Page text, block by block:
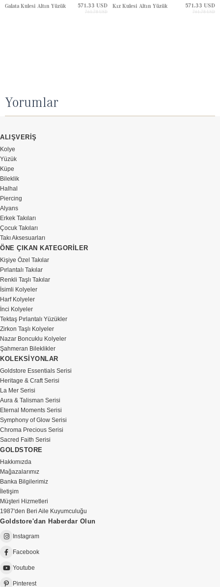
Galata Kulesi Altın Yüzük 571.33 USD
761.78 USD
Kız Kulesi Altın Yüzük 571.33 USD
761.78 USD
Yorumlar
ALIŞVERİŞ
Kolye
Yüzük
Küpe
Bileklik
Halhal
Piercing
Alyans
Erkek Takıları
Çocuk Takıları
Takı Aksesuarları
ÖNE ÇIKAN KATEGORİLER
Kişiye Özel Takılar
Pırlantalı Takılar
Renkli Taşlı Takılar
İsimli Kolyeler
Harf Kolyeler
İnci Kolyeler
Tektaş Pırlantalı Yüzükler
Zirkon Taşlı Kolyeler
Nazar Boncuklu Kolyeler
Şahmeran Bileklikler
KOLEKSİYONLAR
Goldstore Essentials Serisi
Heritage & Craft Serisi
La Mer Serisi
Aura & Talisman Serisi
Eternal Moments Serisi
Symphony of Glow Serisi
Chroma Precious Serisi
Sacred Faith Serisi
GOLDSTORE
Hakkımızda
Mağazalarımız
Banka Bilgilerimiz
İletişim
Müşteri Hizmetleri
1987'den Beri Aile Kuyumculuğu
Goldstore'dan Haberdar Olun
Instagram
Facebook
Youtube
Pinterest